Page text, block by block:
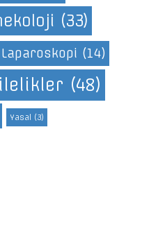
(33)
Laparoskopi (14)
(48)
Yasal (3)